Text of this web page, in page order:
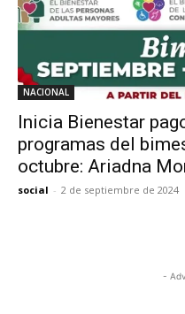
NACIONAL
Inicia Bienestar
programas del
octubre: Ariadna
social - 2 de septiembre de 2024
-